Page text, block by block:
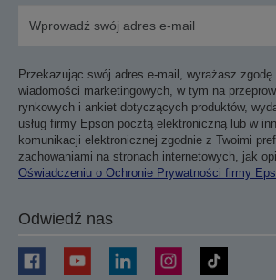
Przekazując swój adres e-mail, wyrażasz
wiadomości marketingowych, w tym na
rynkowych i ankiet dotyczących produktów,
usług firmy Epson pocztą elektroniczną lub w
komunikacji elektronicznej zgodnie z Twoimi
zachowaniami na stronach internetowych, jak
Oświadczeniu o Ochronie Prywatności firmy
Odwiedź nas